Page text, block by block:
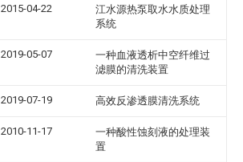
2015-04-22
江水源热泵取水水质处理
系统
2019-05-07
一种血液透析中空纤维过
滤膜的清洗装置
2019-07-19 高效反渗透膜清洗系统
2010-11-17
一种酸性蚀刻液的处理装
置